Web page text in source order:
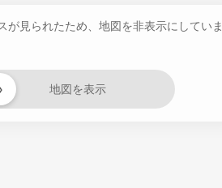
が見られたため、地図を非表示にしていま
地図を表示